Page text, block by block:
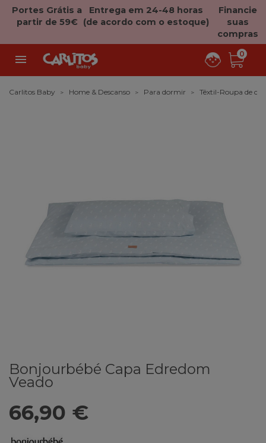
Portes Grátis a
partir de 59€
Entrega em 24-48 horas
(de acordo com o estoque)
Financie
suas
compras
 0
Carlitos Baby Home & Descanso Para dormir Têxtil-Roupa de
Bonjourbébé Capa Edredom
Veado
66,90 €